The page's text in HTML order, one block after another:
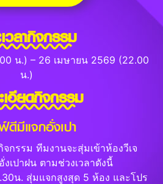
วลากิจกรรม
น.) – 26 เมษายน 2569 (22.00
น.)
เอียดกิจกรรม
ดีมีแจกอั่งเปา
จกรรม ทีมงานจะสุ่มเข้าห้องวีเจ
เปาฝน ตามช่วงเวลาดังนี้
น. สุ่มแจกสูงสุด 5 ห้อง และโปร